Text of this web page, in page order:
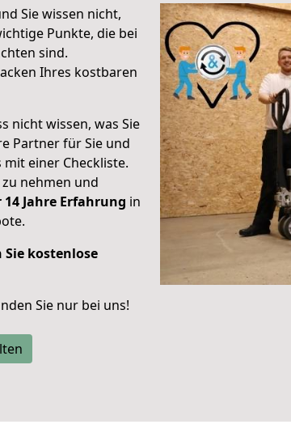
Sie wissen nicht,
Punkte, die bei
sind.
Ihres kostbaren
nicht wissen, was Sie
Partner für Sie und
mit einer Checkliste.
nehmen und
Jahre Erfahrung in
kostenlose
Sie nur bei uns!